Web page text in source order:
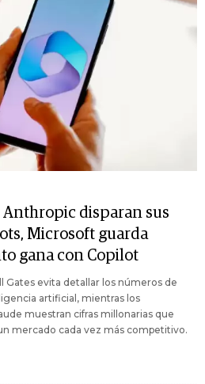
disparan sus
Microsoft guarda
gana con Copilot
Gates evita detallar los números de
artificial, mientras los
muestran cifras millonarias que
mercado cada vez más competitivo.